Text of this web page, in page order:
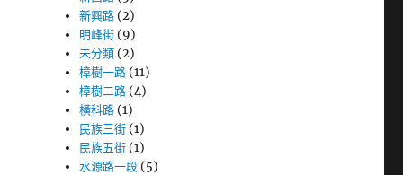
新興路 (2)
明峰街 (9)
未分類 (2)
樟樹一路 (11)
樟樹二路 (4)
橫科路 (1)
民族三街 (1)
民族五街 (1)
水源路一段 (5)